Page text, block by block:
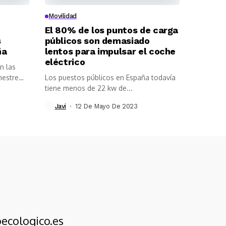
las
Movilidad
El 80% de los puntos de carga
públicos son demasiado
lentos para impulsar el coche
eléctrico
Los puestos públicos en España todavía
tiene menos de 22 kw de...
Javi 12 De Mayo De 2023